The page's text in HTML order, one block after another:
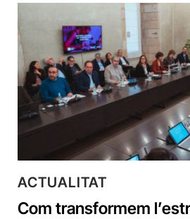
ACTUALITAT
Com transformem